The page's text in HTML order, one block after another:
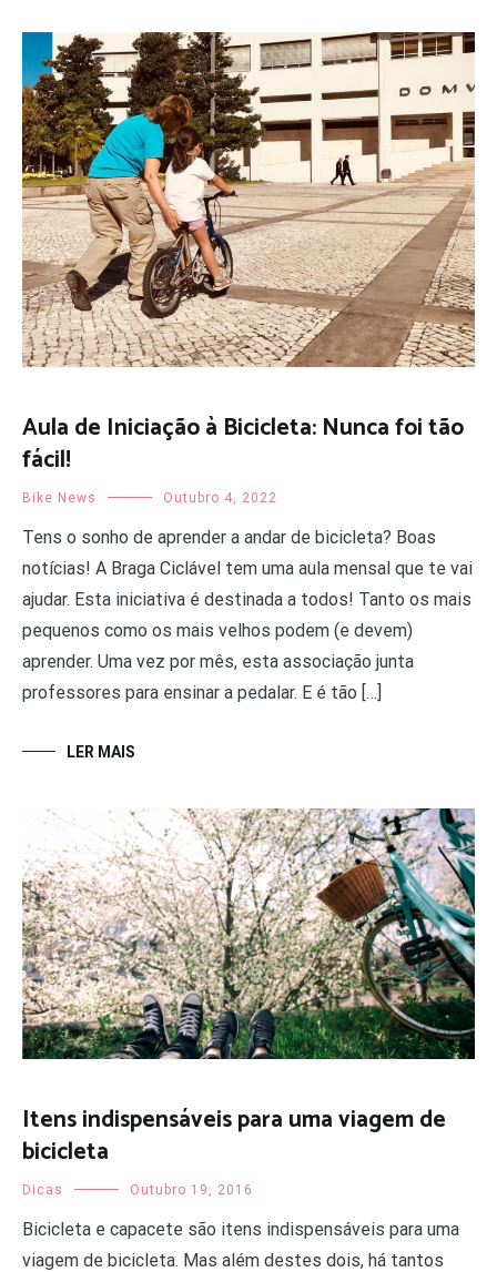
Aula de Iniciação à Bicicleta: Nunca foi tão
fácil!
Bike News Outubro 4, 2022
Tens o sonho de aprender a andar de bicicleta? Boas
notícias! A Braga Ciclável tem uma aula mensal que te vai
ajudar. Esta iniciativa é destinada a todos! Tanto os mais
pequenos como os mais velhos podem (e devem)
aprender. Uma vez por mês, esta associação junta
professores para ensinar a pedalar. E é tão […]
LER MAIS
Itens indispensáveis para uma viagem de
bicicleta
Dicas Outubro 19, 2016
Bicicleta e capacete são itens indispensáveis para uma
viagem de bicicleta. Mas além destes dois, há tantos